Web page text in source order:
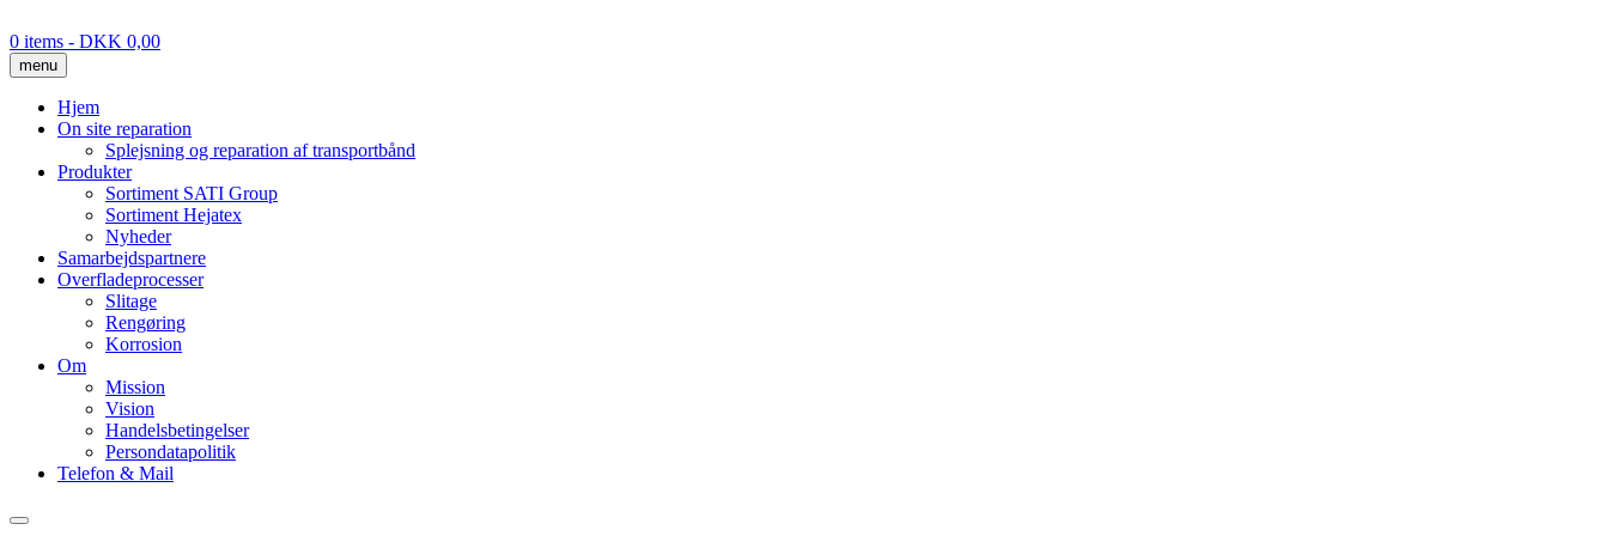
to
content
0 items - DKK 0,00
menu
Hjem
On site reparation
Splejsning og reparation af transportbånd
Produkter
Sortiment SATI Group
Sortiment Hejatex
Nyheder
Samarbejdspartnere
Overfladeprocesser
Slitage
Rengøring
Korrosion
Om
Mission
Vision
Handelsbetingelser
Persondatapolitik
Telefon & Mail